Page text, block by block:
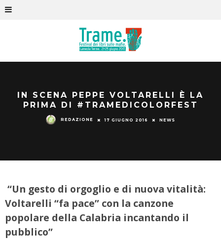
IN SCENA PEPPE VOLTARELLI È LA
PRIMA DI #TRAMEDICOLORFEST
REDAZIONE 17 GIUGNO 2016 NEWS
“Un gesto di orgoglio e di nuova vitalità:
Voltarelli “fa pace” con la canzone
popolare della Calabria incantando il
pubblico”